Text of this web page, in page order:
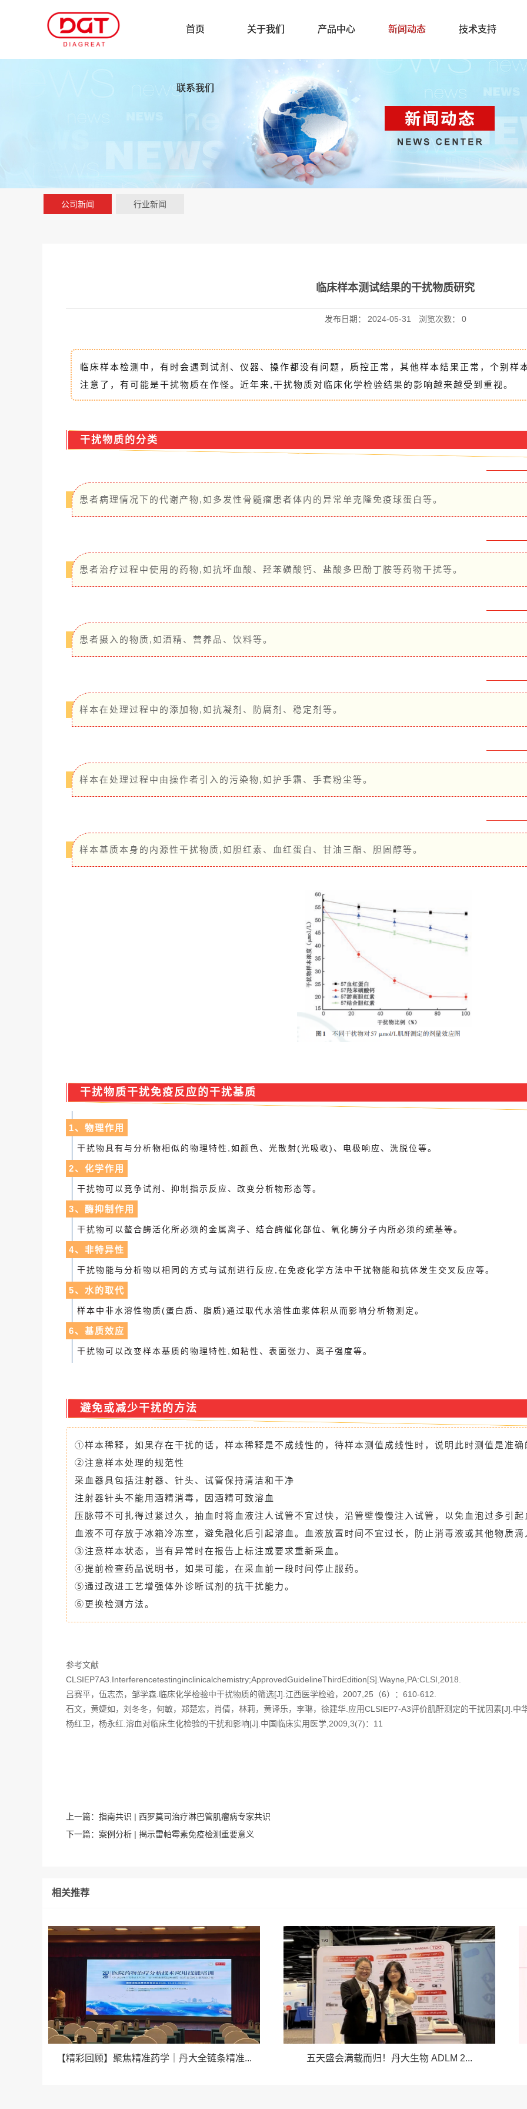
首页 关于我们 产品中心 新闻动态 技术支持
联系我们
公司新闻 行业新闻
临床样本测试结果的干扰物质研究
发布日期： 2024-05-31 浏览次数： 0
临床样本检测中，有时会遇到试剂、仪器、操作都没有问题，质控正常，其他样本结果正常，个别样
注意了，有可能是干扰物质在作怪。近年来,干扰物质对临床化学检验结果的影响越来越受到重视。
干扰物质的分类
患者病理情况下的代谢产物,如多发性骨髓瘤患者体内的异常单克隆免疫球蛋白等。
患者治疗过程中使用的药物,如抗坏血酸、羟苯磺酸钙、盐酸多巴酚丁胺等药物干扰等。
患者摄入的物质,如酒精、营养品、饮料等。
样本在处理过程中的添加物,如抗凝剂、防腐剂、稳定剂等。
样本在处理过程中由操作者引入的污染物,如护手霜、手套粉尘等。
样本基质本身的内源性干扰物质,如胆红素、血红蛋白、甘油三酯、胆固醇等。
干扰物质干扰免疫反应的干扰基质
1、物理作用
干扰物具有与分析物相似的物理特性,如颜色、光散射(光吸收)、电极响应、洗脱位等。
2、化学作用
干扰物可以竞争试剂、抑制指示反应、改变分析物形态等。
3、酶抑制作用
干扰物可以螯合酶活化所必须的金属离子、结合酶催化部位、氧化酶分子内所必须的巯基等。
4、非特异性
干扰物能与分析物以相同的方式与试剂进行反应,在免疫化学方法中干扰物能和抗体发生交叉反应等。
5、水的取代
样本中非水溶性物质(蛋白质、脂质)通过取代水溶性血浆体积从而影响分析物测定。
6、基质效应
干扰物可以改变样本基质的物理特性,如粘性、表面张力、离子强度等。
避免或减少干扰的方法
①样本稀释，如果存在干扰的话，样本稀释是不成线性的，待样本测值成线性时，说明此时测值是准确
②注意样本处理的规范性
采血器具包括注射器、针头、试管保持清洁和干净
注射器针头不能用酒精消毒，因酒精可致溶血
压脉带不可扎得过紧过久，抽血时将血液注人试管不宜过快，沿管壁慢慢注入试管，以免血泡过多引
血液不可存放于冰箱冷冻室，避免融化后引起溶血。血液放置时间不宜过长，防止消毒液或其他物质
③注意样本状态，当有异常时在报告上标注或要求重新采血。
④提前检查药品说明书，如果可能，在采血前一段时间停止服药。
⑤通过改进工艺增强体外诊断试剂的抗干扰能力。
⑥更换检测方法。
参考文献
CLSIEP7A3.Interferencetestinginclinicalchemistry;ApprovedGuidelineThirdEdition[S].Wayne,PA:CLSI,2018.
吕赛平，伍志杰，邹学森.临床化学检验中干扰物质的筛选[J].江西医学检验，2007,25（6）：610-612.
石文，黄婕如，刘冬冬，何敏，郑楚宏，肖倩，林莉，黄译乐，李琳，徐建华.应用CLSIEP7-A3评价肌酐测定的干扰因素[J].
杨红卫，杨永红.溶血对临床生化检验的干扰和影响[J].中国临床实用医学,2009,3(7)：11
上一篇： 指南共识 | 西罗莫司治疗淋巴管肌瘤病专家共识
下一篇： 案例分析 | 揭示雷帕霉素免疫检测重要意义
相关推荐
【精彩回顾】聚焦精准药学｜丹大全链条精准... 五天盛会满载而归！丹大生物 ADLM 2...